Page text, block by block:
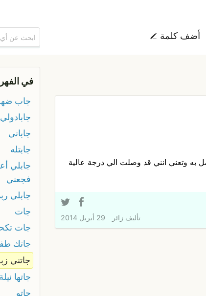
أضف كلمة
به وتعني انني قد وصلت الي درجة عالية
تأليف زائر 29 أبريل 2014
في
جاب
جابادولي
جاباني
جابتله
جابلي
فجعني
جابلي
جات
جات
جاتك
جاتني
جاتها
جاتو